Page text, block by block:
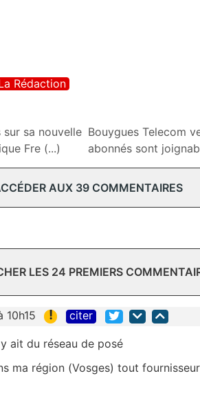
Rédaction
sa nouvelle
Fre (...)
Bouygues Telecom
abonnés sont
AUX 39 COMMENTAIRES
LES 24 PREMIERS
10h15 ! citer
ait du réseau de posé
ma région (Vosges) tout